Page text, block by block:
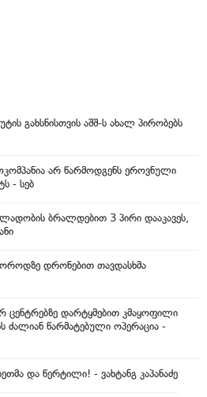
გახსნისთვის აშშ-ს ახალ პირობებს
არ წარმოდგენს ეროვნული
- სებ
ბრალდებით 3 პირი დააკავეს,
დრონებით თავდასხმა
დარტყმებით კმაყოფილი
ძალიან წარმატებული ოპერაცია -
და წერტილი! - ვახტანგ კაპანაძე